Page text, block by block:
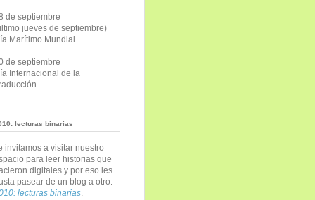
de septiembre
jueves de septiembre)
Marítimo Mundial
de septiembre
Internacional de la
lecturas binarias
invitamos a visitar nuestro
para leer historias que
digitales y por eso les
pasear de un blog a otro:
lecturas binarias